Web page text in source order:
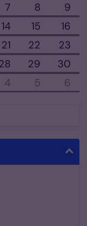
7 8
9
14 15
16
21 22
23
29
30
4 5 6